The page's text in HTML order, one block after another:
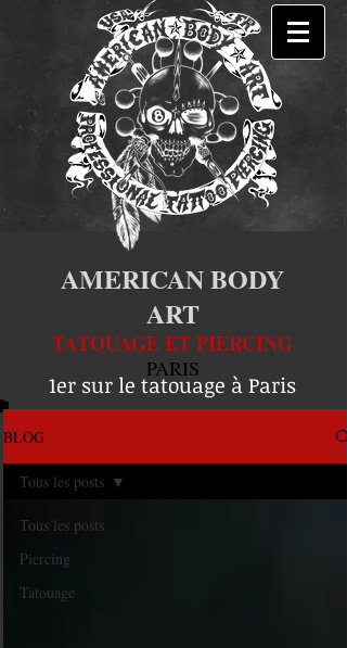
AMERICAN BODY
ART
TATOUAGE ET PIERCING
PARIS
1er sur le tatouage à Paris
BLOG
Tous les posts
Piercing
Tatouage
Tous les posts